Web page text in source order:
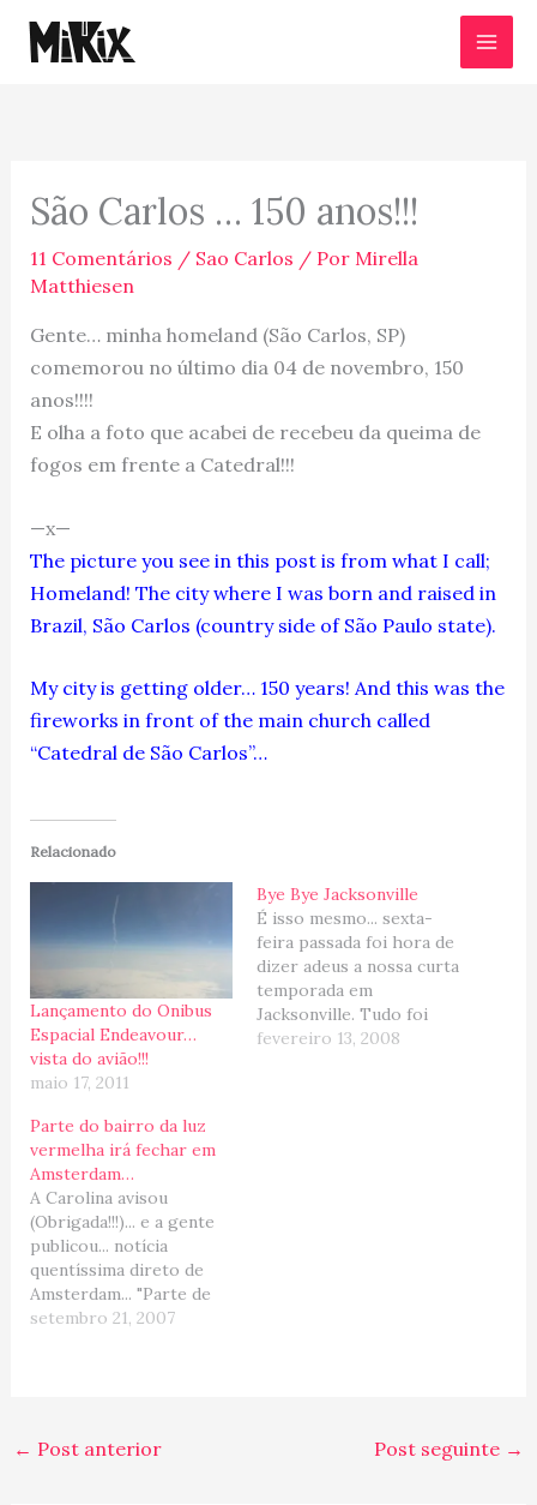
para
São Carlos … 150 anos!!!
11 Comentários / Sao Carlos / Por Mirella
Matthiesen
Gente… minha homeland (São Carlos, SP)
comemorou no último dia 04 de novembro, 150
anos!!!!
E olha a foto que acabei de recebeu da queima de
fogos em frente a Catedral!!!
—x—
The picture you see in this post is from what I call;
Homeland! The city where I was born and raised in
Brazil, São Carlos (country side of São Paulo state).
My city is getting older… 150 years! And this was the
fireworks in front of the main church called
“Catedral de São Carlos”…
Relacionado
Lançamento do Onibus
Espacial Endeavour…
vista do avião!!!
maio 17, 2011
Bye Bye Jacksonville
É isso mesmo... sexta-
feira passada foi hora de
dizer adeus a nossa curta
temporada em
Jacksonville. Tudo foi
muito rápido... mas foi
fevereiro 13, 2008
Parte do bairro da luz
vermelha irá fechar em
Amsterdam…
A Carolina avisou
(Obrigada!!!)... e a gente
publicou... notícia
quentíssima direto de
Amsterdam... "Parte de
uma das maiores
bairro da Luz Vermelha
setembro 21, 2007
← Post anterior Post seguinte →